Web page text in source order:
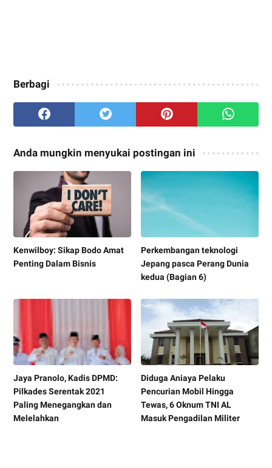
Berbagi
Anda mungkin menyukai postingan ini
Kenwilboy: Sikap Bodo Amat
Penting Dalam Bisnis
Perkembangan teknologi
Jepang pasca Perang Dunia
kedua (Bagian 6)
Jaya Pranolo, Kadis DPMD:
Pilkades Serentak 2021
Paling Menegangkan dan
Melelahkan
Diduga Aniaya Pelaku
Pencurian Mobil Hingga
Tewas, 6 Oknum TNI AL
Masuk Pengadilan Militer